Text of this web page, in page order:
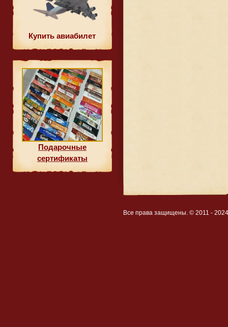
Купить авиабилет
Подарочные
сертификаты
Все права защищены. © 2011 - 2024